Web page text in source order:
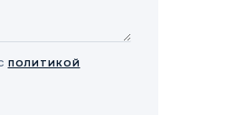
ПОЛИТИКОЙ